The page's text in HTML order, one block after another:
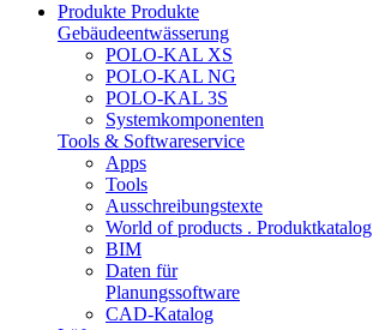
Produkte Produkte
Gebäudeentwässerung
POLO-KAL XS
POLO-KAL NG
POLO-KAL 3S
Systemkomponenten
Tools & Softwareservice
Apps
Tools
Ausschreibungstexte
World of products . Produktkatalog
BIM
Daten für
Planungssoftware
CAD-Katalog